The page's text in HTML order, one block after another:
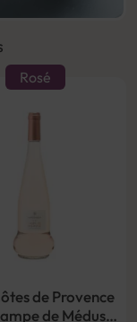
Rosé
de Provence
de Méduse